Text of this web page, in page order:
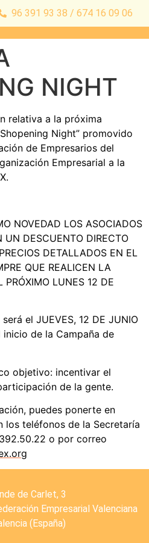
96 391 93 38 / 674 16 09 06
NIGHT
relativa a la próxima
Night” promovido
de Empresarios del
Empresarial a la
NOVEDAD LOS ASOCIADOS
UN DESCUENTO DIRECTO
DETALLADOS EN EL
QUE REALICEN LA
PRÓXIMO LUNES 12 DE
el JUEVES, 12 DE JUNIO
inicio de la Campaña de
objetivo: incentivar el
de la gente.
puedes ponerte en
los teléfonos de la Secretaría
o por correo
de Carlet, 3
Empresarial Valenciana
(España)